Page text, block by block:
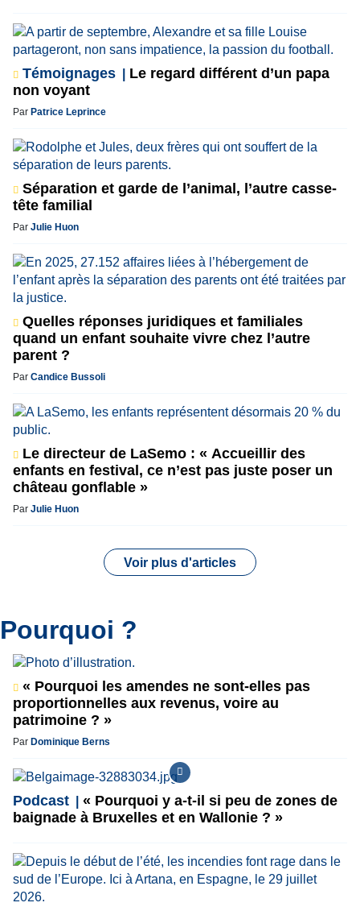
Témoignages
Le regard différent d’un papa
non voyant
Par Patrice Leprince
Séparation et garde de l’animal, l’autre casse-
tête familial
Par Julie Huon
Quelles réponses juridiques et familiales
quand un enfant souhaite vivre chez l’autre
parent ?
Par Candice Bussoli
Le directeur de LaSemo : « Accueillir des
enfants en festival, ce n’est pas juste poser un
château gonflable »
Par Julie Huon
Voir plus d'articles
Pourquoi ?
« Pourquoi les amendes ne sont-elles pas
proportionnelles aux revenus, voire au
patrimoine ? »
Par Dominique Berns
Podcast
« Pourquoi y a-t-il si peu de zones de
baignade à Bruxelles et en Wallonie ? »